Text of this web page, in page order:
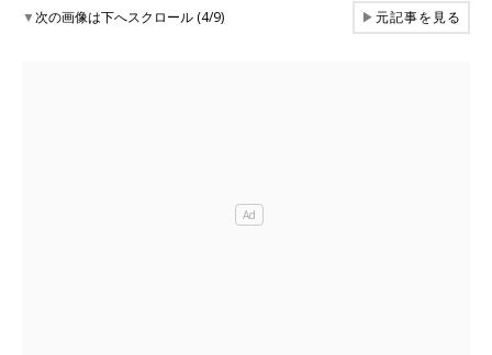
▼次の画像は下へスクロール (4/9) ▶元記事を見る